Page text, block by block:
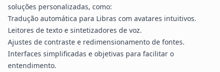
soluções personalizadas, como:
Tradução automática para Libras com avatares intuitivos.
Leitores de texto e sintetizadores de voz.
Ajustes de contraste e redimensionamento de fontes.
Interfaces simplificadas e objetivas para facilitar o
entendimento.